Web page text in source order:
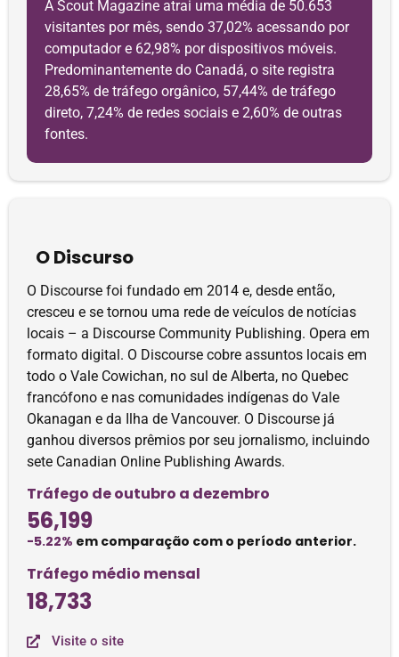
A Scout Magazine atrai uma média de 50.653
visitantes por mês, sendo 37,02% acessando por
computador e 62,98% por dispositivos móveis.
Predominantemente do Canadá, o site registra
28,65% de tráfego orgânico, 57,44% de tráfego
direto, 7,24% de redes sociais e 2,60% de outras
fontes.
O Discurso
O Discourse foi fundado em 2014 e, desde então,
cresceu e se tornou uma rede de veículos de notícias
locais – a Discourse Community Publishing. Opera em
formato digital. O Discourse cobre assuntos locais em
todo o Vale Cowichan, no sul de Alberta, no Quebec
francófono e nas comunidades indígenas do Vale
Okanagan e da Ilha de Vancouver. O Discourse já
ganhou diversos prêmios por seu jornalismo, incluindo
sete Canadian Online Publishing Awards.
Tráfego de outubro a dezembro
56,199
-5.22% em comparação com o período anterior.
Tráfego médio mensal
18,733
Visite o site